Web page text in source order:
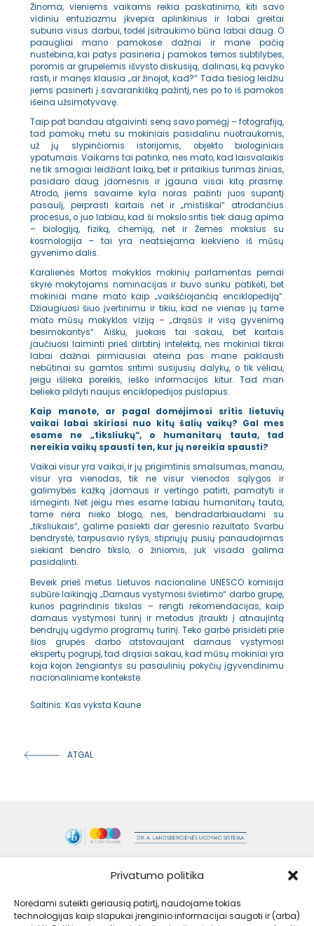
Privatumo politika
Norėdami suteikti geriausią patirtį, naudojame tokias
technologijas kaip slapukai įrenginio informacijai saugoti ir (arba)
Žinoma, vieniems vaikams reikia paskatinimo, kiti savo
vidiniu entuziazmu įkvepia aplinkinius ir labai greitai
suburia visus darbui, todėl įsitraukimo būna labai daug. O
paaugliai mano pamokose dažnai ir mane pačią
nustebina, kai patys pasineria į pamokos temos subtilybes,
poromis ar grupelėmis išvysto diskusiją, dalinasi, ką pavyko
rasti, ir manęs klausia „ar žinojot, kad?“ Tada tiesiog leidžiu
jiems pasinerti į savarankišką pažintį, nes po to iš pamokos
išeina užsimotyvavę.
Taip pat bandau atgaivinti seną savo pomėgį – fotografiją,
tad pamokų metu su mokiniais pasidalinu nuotraukomis,
už jų slypinčiomis istorijomis, objekto biologiniais
ypatumais. Vaikams tai patinka, nes mato, kad laisvalaikis
ne tik smagiai leidžiant laiką, bet ir pritaikius turimas žinias,
pasidaro daug įdomesnis ir įgauna visai kitą prasmę.
Atrodo, jiems savaime kyla noras pažinti juos supantį
pasaulį, perprasti kartais net ir „mistiškai“ atrodančius
procesus, o juo labiau, kad ši mokslo sritis tiek daug apima
– biologiją, fiziką, chemiją, net ir Žemės mokslus su
kosmologija – tai yra neatsiejama kiekvieno iš mūsų
gyvenimo dalis.
Karalienės Mortos mokyklos mokinių parlamentas pernai
skyrė mokytojams nominacijas ir buvo sunku patikėti, bet
mokiniai mane mato kaip „vaikščiojančią enciklopediją“.
Džiaugiuosi šiuo įvertinimu ir tikiu, kad ne vienas jų tame
mato mūsų mokyklos viziją – „drąsūs ir visą gyvenimą
besimokantys“. Aišku, juokais tai sakau, bet kartais
jaučiuosi laiminti prieš dirbtinį intelektą, nes mokiniai tikrai
labai dažnai pirmiausiai ateina pas mane paklausti
nebūtinai su gamtos sritimi susijusių dalykų, o tik vėliau,
jeigu išlieka poreikis, ieško informacijos kitur. Tad man
belieka pildyti naujus enciklopedijos puslapius.
Kaip manote, ar pagal domėjimosi sritis lietuvių
vaikai labai skiriasi nuo kitų šalių vaikų? Gal mes
esame ne „tiksliukų“, o humanitarų tauta, tad
nereikia vaikų spausti ten, kur jų nereikia spausti?
Vaikai visur yra vaikai, ir jų prigimtinis smalsumas, manau,
visur yra vienodas, tik ne visur vienodos sąlygos ir
galimybės kažką įdomaus ir vertingo patirti, pamatyti ir
išmėginti. Net jeigu mes esame labiau humanitarų tauta,
tame nėra nieko blogo, nes, bendradarbiaudami su
„tiksliukais“, galime pasiekti dar geresnio rezultato. Svarbu
bendrystė, tarpusavio ryšys, stipriųjų pusių panaudojimas
siekiant bendro tikslo, o žiniomis, juk visada galima
pasidalinti.
Beveik prieš metus Lietuvos nacionalinė UNESCO komisija
subūrė laikinąją „Darnaus vystymosi švietimo“ darbo grupę,
kurios pagrindinis tikslas – rengti rekomendacijas, kaip
darnaus vystymosi turinį ir metodus įtraukti į atnaujintą
bendrųjų ugdymo programų turinį. Teko garbė prisidėti prie
šios grupės darbo atstovaujant darnaus vystymosi
ekspertų pogrupį, tad drąsiai sakau, kad mūsų mokiniai yra
koja kojon žengiantys su pasaulinių pokyčių įgyvendinimu
nacionaliniame kontekste.
Šaltinis: Kas vyksta Kaune
ATGAL